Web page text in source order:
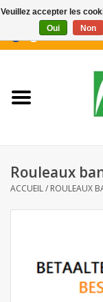
Nouveautés
Biscuits pour le café
Boissons
Rouleaux
ACCUEIL/ ROULEAUX
Veuillez accepter les
Oui
Non